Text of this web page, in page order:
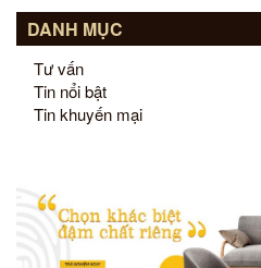
DANH MỤC
Tư vấn
Tin nổi bật
Tin khuyến mại